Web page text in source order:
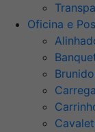
Oficina e